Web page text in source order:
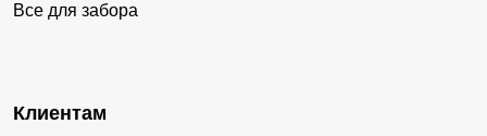
Все для забора
Клиентам